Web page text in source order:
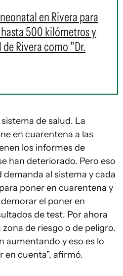
en Rivera para
500 kilómetros y
Rivera como "Dr.
de salud. La
en cuarentena a las
los informes de
han deteriorado. Pero eso
al sistema y cada
poner en cuarentena y
el poner en
de test. Por ahora
de riesgo o de peligro.
aumentando y eso es lo
en cuenta”, afirmó.